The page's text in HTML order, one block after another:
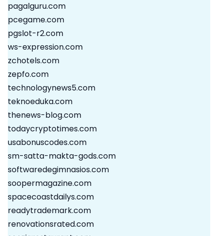
pagalguru.com
pcegame.com
pgslot-r2.com
ws-expression.com
zchotels.com
zepfo.com
technologynews5.com
teknoeduka.com
thenews-blog.com
todaycryptotimes.com
usabonuscodes.com
sm-satta-makta-gods.com
softwaredegimnasios.com
soopermagazine.com
spacecoastdailys.com
readytrademark.com
renovationsrated.com